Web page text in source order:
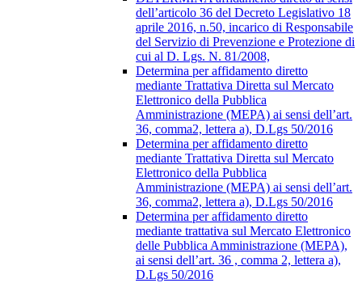
dell’articolo 36 del Decreto Legislativo 18
aprile 2016, n.50, incarico di Responsabile
del Servizio di Prevenzione e Protezione di
cui al D. Lgs. N. 81/2008,
Determina per affidamento diretto
mediante Trattativa Diretta sul Mercato
Elettronico della Pubblica
Amministrazione (MEPA) ai sensi dell’art.
36, comma2, lettera a), D.Lgs 50/2016
Determina per affidamento diretto
mediante Trattativa Diretta sul Mercato
Elettronico della Pubblica
Amministrazione (MEPA) ai sensi dell’art.
36, comma2, lettera a), D.Lgs 50/2016
Determina per affidamento diretto
mediante trattativa sul Mercato Elettronico
delle Pubblica Amministrazione (MEPA),
ai sensi dell’art. 36 , comma 2, lettera a),
D.Lgs 50/2016